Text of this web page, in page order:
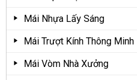
Mái Nhựa Lấy Sáng
Mái Trượt Kính Thông Minh
Mái Vòm Nhà Xưởng